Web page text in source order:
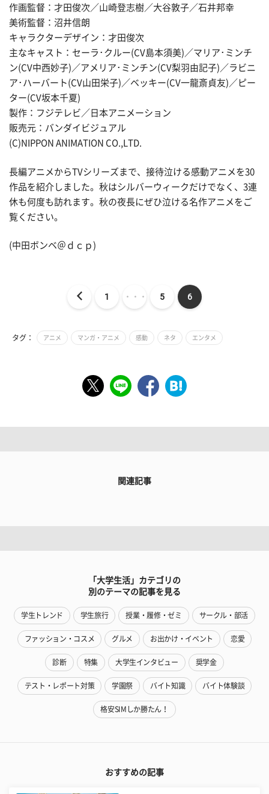
作画監督：才田俊次／山崎登志樹／大谷敦子／石井邦幸
美術監督：沼井信朗
キャラクターデザイン：才田俊次
主なキャスト：セーラ･クルー(CV島本須美)／マリア･ミンチ
ン(CV中西妙子)／アメリア･ミンチン(CV梨羽由記子)／ラビニ
ア･ハーバート(CV山田栄子)／ベッキー(CV一龍斎貞友)／ピー
ター(CV坂本千夏)
製作：フジテレビ／日本アニメーション
販売元：バンダイビジュアル
(C)NIPPON ANIMATION CO.,LTD.
長編アニメからTVシリーズまで、接待泣ける感動アニメを30
作品を紹介しました。秋はシルバーウィークだけでなく、3連
休も何度も訪れます。秋の夜長にぜひ泣ける名作アニメをご
覧ください。
(中田ボンベ＠ｄｃｐ)
1 ・・・ 5 6
タグ： アニメ マンガ・アニメ 感動 ネタ エンタメ
関連記事
「大学生活」カテゴリの
別のテーマの記事を見る
学生トレンド 学生旅行 授業・履修・ゼミ サークル・部活
ファッション・コスメ グルメ お出かけ・イベント 恋愛
診断 特集 大学生インタビュー 奨学金
テスト・レポート対策 学園祭 バイト知識 バイト体験談
格安SIMしか勝たん！
おすすめの記事